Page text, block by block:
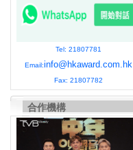
Tel: 21807781
Email:info@hkaward.com.hk
Fax: 21807782
合作機構